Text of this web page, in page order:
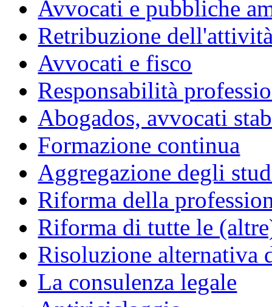
Avvocati e pubbliche
Retribuzione
Avvocati e fisco
Responsabilità
Abogados, avvocati
Formazione continua
Aggregazione degli
Riforma della
Riforma di tutte le
Risoluzione alternativa
La consulenza legale